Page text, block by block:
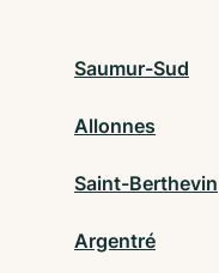
Saumur-Sud
Allonnes
Saint-Berthevin
Argentré